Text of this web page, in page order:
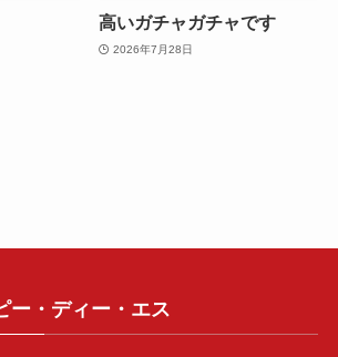
高いガチャガチャです
2026年7月28日
ー・ディー・エス